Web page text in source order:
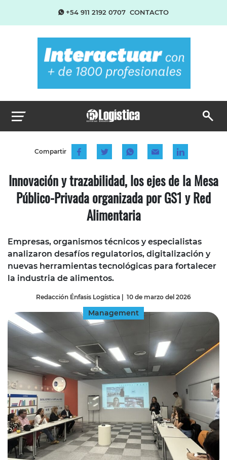
+54 911 2192 0707 CONTACTO
Compartir
Innovación y trazabilidad, los ejes de la Mesa
Público-Privada organizada por GS1 y Red
Alimentaria
Empresas, organismos técnicos y especialistas
analizaron desafíos regulatorios, digitalización y
nuevas herramientas tecnológicas para fortalecer
la industria de alimentos.
Redacción Énfasis Logística | 10 de marzo del 2026
Management